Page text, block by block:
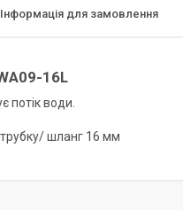
Інформація для замовлення
16L
потік води.
шланг 16 мм